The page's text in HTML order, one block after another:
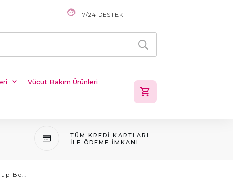
7/24 DESTEK
Vücut Bakım Ürünleri
TÜM KREDI KARTLARI
ILE ÖDEME IMKANI
Farmavita – Ekstra Açık Altın Sarı (9.3) – Clemency Color Tüp Boya 60gr